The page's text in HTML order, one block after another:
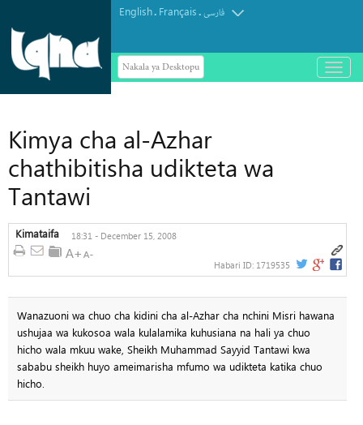
English. Français.فارسی
Nakala ya Desktopu
باز
و
Kimya cha al-Azhar
chathibitisha udikteta wa
Tantawi
Kimataifa 18:31 - December 15, 2008
Habari ID: 1719535
Wanazuoni wa chuo cha kidini cha al-Azhar cha nchini Misri hawana
ushujaa wa kukosoa wala kulalamika kuhusiana na hali ya chuo
hicho wala mkuu wake, Sheikh Muhammad Sayyid Tantawi kwa
sababu sheikh huyo ameimarisha mfumo wa udikteta katika chuo
hicho.